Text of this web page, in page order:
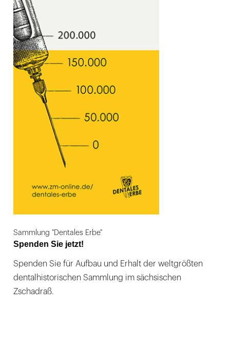
Sammlung "Dentales Erbe"
Spenden Sie jetzt!
Spenden Sie für Aufbau und Erhalt der weltgrößten
dentalhistorischen Sammlung im sächsischen
Zschadraß.